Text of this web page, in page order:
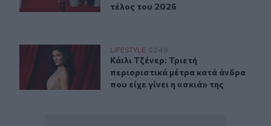
τέλος του 2026
Κάιλι Τζένερ: Τριετή περιοριστικά μέτρα κατά άνδρα
LIFESTYLE 02:49
Κάιλι Τζένερ: Τριετή περιοριστικά
Κάιλι Τζένερ: Τριετή
περιοριστικά μέτρα κατά άνδρα
που είχε γίνει η «σκιά» της